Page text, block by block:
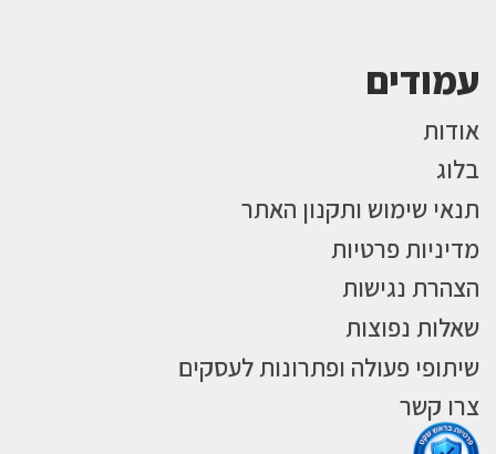
עמודים
אודות
בלוג
תנאי שימוש ותקנון האתר
מדיניות פרטיות
הצהרת נגישות
שאלות נפוצות
שיתופי פעולה ופתרונות לעסקים
צרו קשר